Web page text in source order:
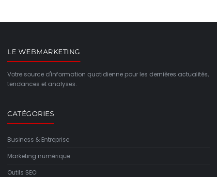
LE WEBMARKETING
Votre source d'information quotidienne pour les dernières actualités,
tendances et analyses.
CATÉGORIES
Business & Entreprise
Marketing numérique
Outils SEO